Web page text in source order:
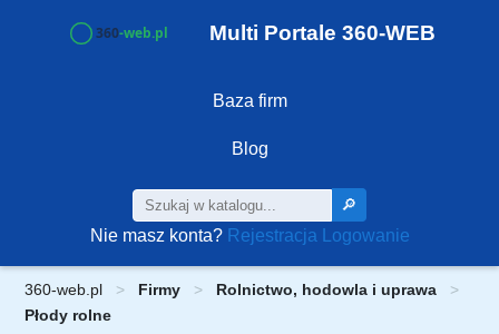
Multi Portale 360-WEB
Baza firm
Blog
🔎
Nie masz konta? Rejestracja Logowanie
360-web.pl Firmy
Rolnictwo, hodowla i uprawa
Płody rolne